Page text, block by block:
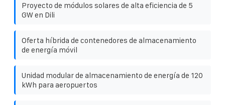
Proyecto de módulos solares de alta eficiencia de 5
GW en Dili
Oferta híbrida de contenedores de almacenamiento
de energía móvil
Unidad modular de almacenamiento de energía de 120
kWh para aeropuertos